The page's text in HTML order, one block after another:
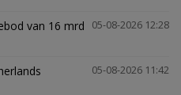
05-08-2026 12:28
van 16 mrd
05-08-2026 11:42